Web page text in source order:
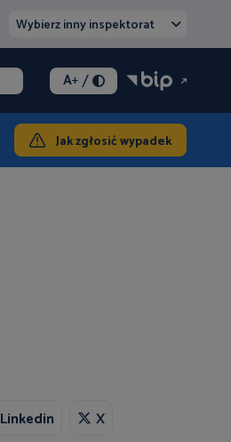
Wybierz inny inspektorat
A+/
Jak zgłosić wypadek
Linkedin X